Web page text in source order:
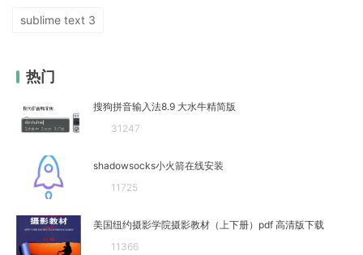
sublime text 3
热门
搜狗拼音输入法8.9 大水牛精简版
31247
shadowsocks小火箭在线安装
11725
美国纽约摄影学院摄影教材（上下册）pdf 高清版下载
11366